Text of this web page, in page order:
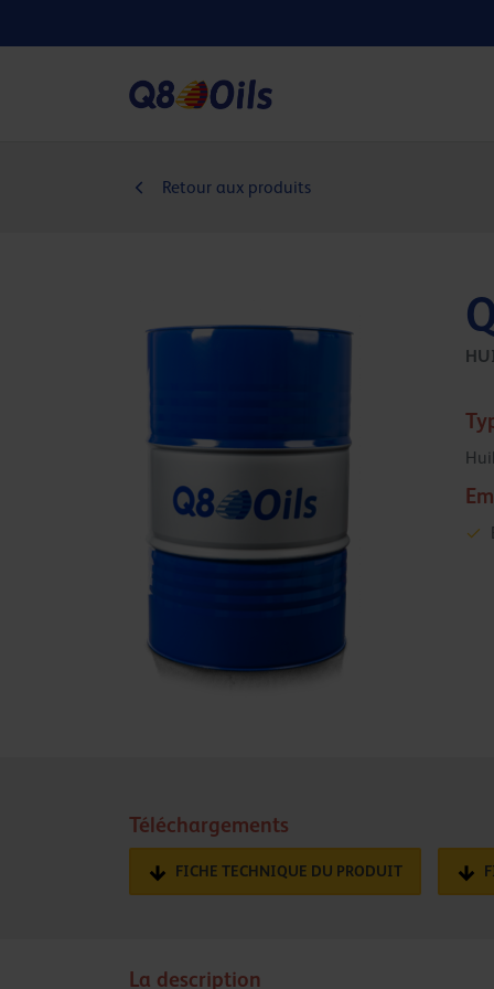
Retour aux produits
Téléchargements
FICHE TECHNIQUE DU PRODUIT
La description